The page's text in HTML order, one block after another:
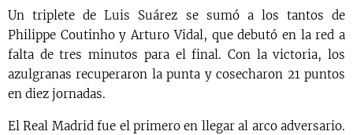
Un triplete de Luis Suárez se sumó a los tantos de
Philippe Coutinho y Arturo Vidal, que debutó en la red a
falta de tres minutos para el final. Con la victoria, los
azulgranas recuperaron la punta y cosecharon 21 puntos
en diez jornadas.
El Real Madrid fue el primero en llegar al arco adversario.